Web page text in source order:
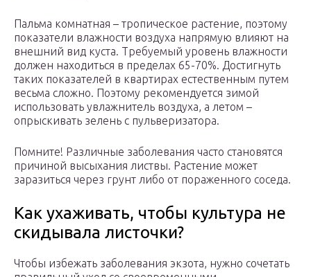
Пальма комнатная – тропическое растение, поэтому
показатели влажности воздуха напрямую влияют на
внешний вид куста. Требуемый уровень влажности
должен находиться в пределах 65-70%. Достигнуть
таких показателей в квартирах естественным путем
весьма сложно. Поэтому рекомендуется зимой
использовать увлажнитель воздуха, а летом –
опрыскивать зелень с пульверизатора.
Помните! Различные заболевания часто становятся
причиной высыхания листвы. Растение может
заразиться через грунт либо от пораженного соседа.
Как ухаживать, чтобы культура не
скидывала листочки?
Чтобы избежать заболевания экзота, нужно сочетать